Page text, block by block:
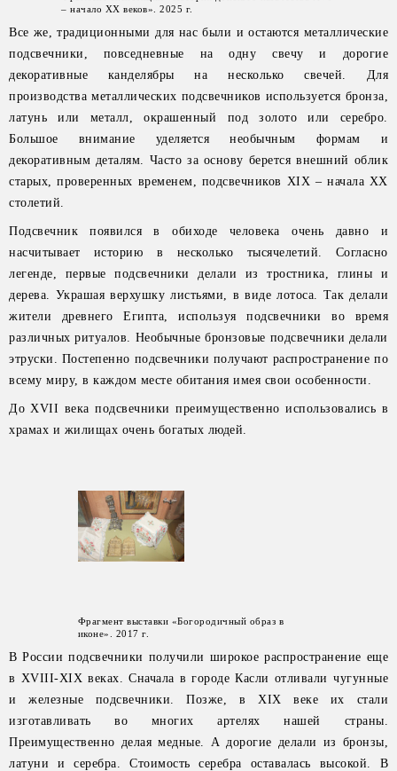
– начало XX веков». 2025 г.
Все же, традиционными для нас были и остаются металлические
подсвечники, повседневные на одну свечу и дорогие
декоративные канделябры на несколько свечей. Для
производства металлических подсвечников используется бронза,
латунь или металл, окрашенный под золото или серебро.
Большое внимание уделяется необычным формам и
декоративным деталям. Часто за основу берется внешний облик
старых, проверенных временем, подсвечников XIX – начала ХХ
столетий.
Подсвечник появился в обиходе человека очень давно и
насчитывает историю в несколько тысячелетий. Согласно
легенде, первые подсвечники делали из тростника, глины и
дерева. Украшая верхушку листьями, в виде лотоса. Так делали
жители древнего Египта, используя подсвечники во время
различных ритуалов. Необычные бронзовые подсвечники делали
этруски. Постепенно подсвечники получают распространение по
всему миру, в каждом месте обитания имея свои особенности.
До XVII века подсвечники преимущественно использовались в
храмах и жилищах очень богатых людей.
Фрагмент выставки «Богородичный образ в
иконе». 2017 г.
В России подсвечники получили широкое распространение еще
в XVIII-XIX веках. Сначала в городе Касли отливали чугунные
и железные подсвечники. Позже, в XIX веке их стали
изготавливать во многих артелях нашей страны.
Преимущественно делая медные. А дорогие делали из бронзы,
латуни и серебра. Стоимость серебра оставалась высокой. В